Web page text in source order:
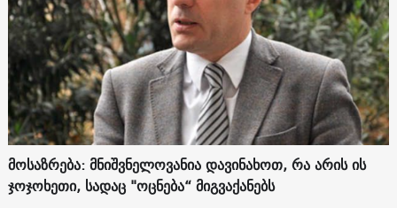
მოსაზრება: მნიშვნელოვანია დავინახოთ, რა არის ის
ჯოჯოხეთი, სადაც "ოცნება“ მიგვაქანებს